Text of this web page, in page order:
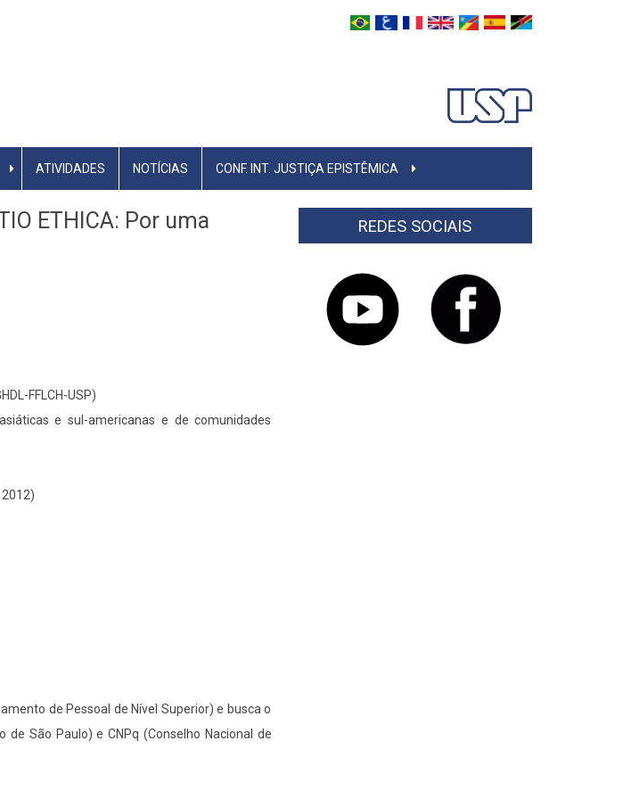
ATIVIDADES NOTÍCIAS CONF. INT. JUSTIÇA EPISTÊMICA
ETHICA: Por uma
FFLCH-USP)
e sul-americanas e de comunidades
de Pessoal de Nível Superior) e busca o
São Paulo) e CNPq (Conselho Nacional de
REDES SOCIAIS